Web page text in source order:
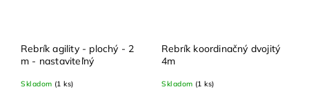
Rebrík agility - plochý - 2
m - nastaviteľný
Skladom (1 ks)
Rebrík koordinačný dvojitý
4m
Skladom (1 ks)